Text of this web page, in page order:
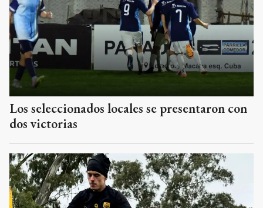
Los seleccionados locales se presentaron con
dos victorias